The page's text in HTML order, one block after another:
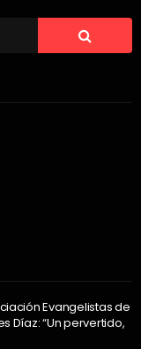
Evangelistas de
Díaz: “Un pervertido,